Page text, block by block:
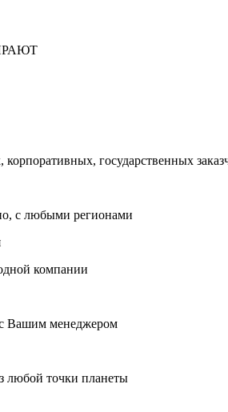
государственных
с любыми регионами
компании
с Вашим менеджером
любой точки планеты